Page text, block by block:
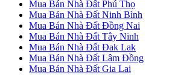
Mua Bán Nhà Đất Phú Thọ
Mua Bán Nhà Đất Ninh Bình
Mua Bán Nhà Đất Đồng Nai
Mua Bán Nhà Đất Tây Ninh
Mua Bán Nhà Đất Đak Lak
Mua Bán Nhà Đất Lâm Đồng
Mua Bán Nhà Đất Gia Lai